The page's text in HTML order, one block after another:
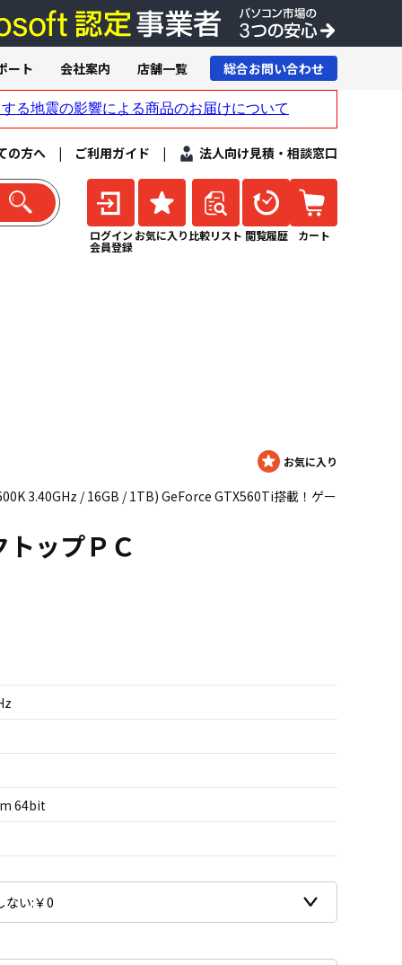
の方へ | ご利用ガイド | 法人向け見積・相談窓口
ログイン
会員登録
お気に入り 比較リスト 閲覧履歴 カート
ート 会社案内 店舗一覧 総合お問い合わせ
3.40GHz / 16GB / 1TB) GeForce GTX560Ti搭載！ゲー
ップＰＣ
64bit